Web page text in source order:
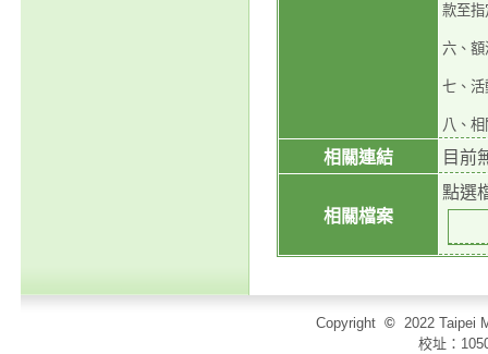
款至指
六、額
七、活
八、
相關連結 目前
相關檔案
點選
Copyright © 2022 Taipei
校址：